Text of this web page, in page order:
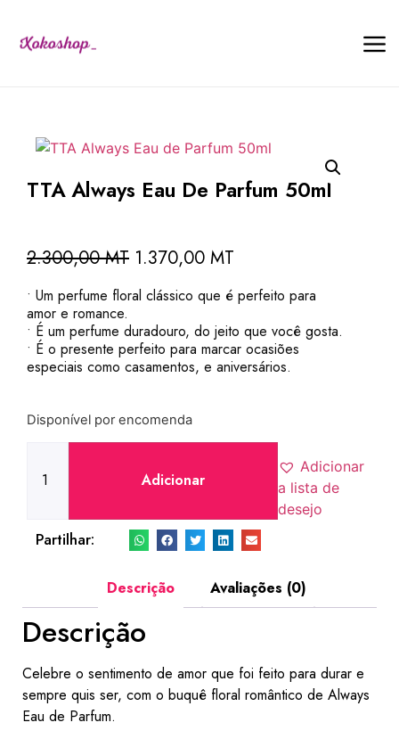
TTA Always Eau De Parfum 50ml
2.300,00MT 1.370,00 MT
• Um perfume floral clássico que é perfeito para
amor e romance.
• É um perfume duradouro, do jeito que você gosta.
• É o presente perfeito para marcar ocasiões
especiais como casamentos, e aniversários.
Disponível por encomenda
Adicionar
Adicionar
a lista de
desejo
Partilhar:
Descrição Avaliações (0)
Descrição
Celebre o sentimento de amor que foi feito para durar e
sempre quis ser, com o buquê floral romântico de Always
Eau de Parfum.